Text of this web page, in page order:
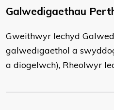
Galwedigaethau
Gweithwyr Iechyd
galwedigaethol a
a diogelwch), Rheolwyr